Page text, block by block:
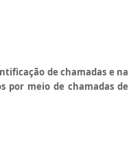
de chamadas e na
por meio de chamadas de